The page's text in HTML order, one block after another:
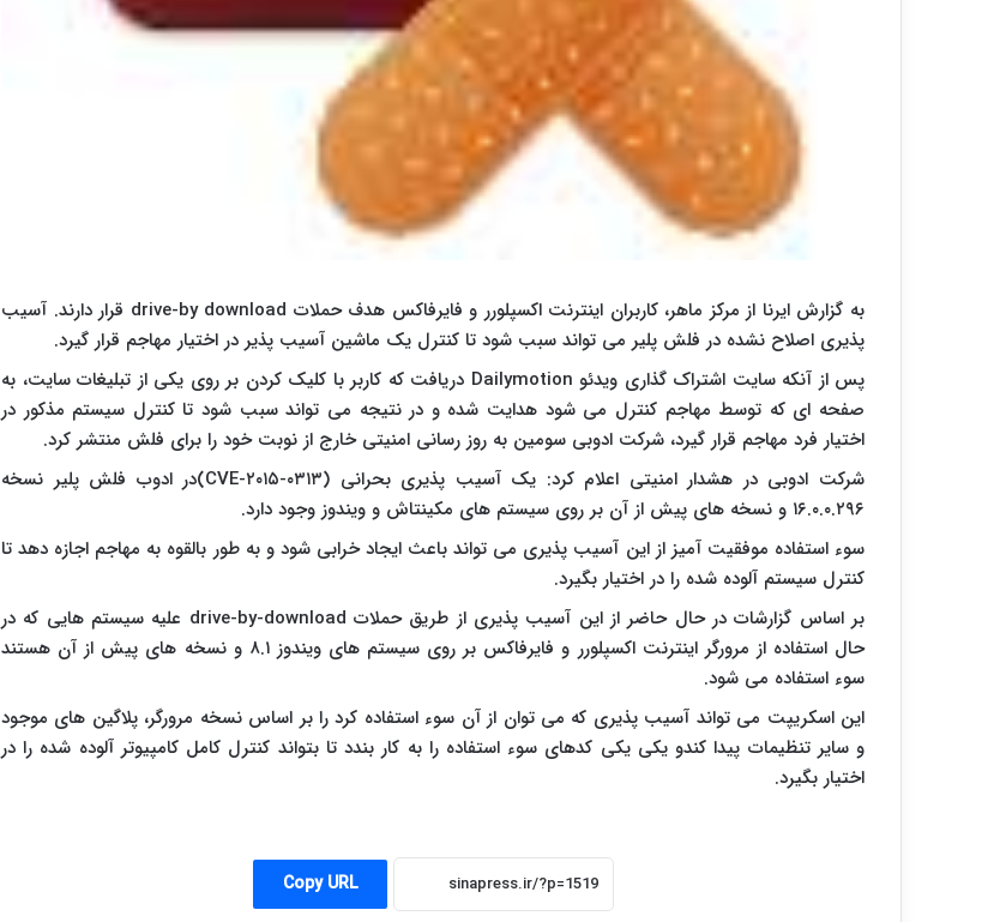
به گزارش ایرنا از مرکز ماهر، کاربران اینترنت اکسپلورر و فایرفاکس هدف حملات drive-by download قرار دارند. آسیب
پذیری اصلاح نشده در فلش پلیر می تواند سبب شود تا کنترل یک ماشین آسیب پذیر در اختیار مهاجم قرار گیرد.
پس از آنکه سایت اشتراک گذاری ویدئو Dailymotion دریافت که کاربر با کلیک کردن بر روی یکی از تبلیغات سایت، به
صفحه ای که توسط مهاجم کنترل می شود هدایت شده و در نتیجه می تواند سبب شود تا کنترل سیستم مذکور در
اختیار فرد مهاجم قرار گیرد، شرکت ادوبی سومین به روز رسانی امنیتی خارج از نوبت خود را برای فلش منتشر کرد.
شرکت ادوبی در هشدار امنیتی اعلام کرد: یک آسیب پذیری بحرانی (CVE-۲۰۱۵-۰۳۱۳)در ادوب فلش پلیر نسخه
۱۶.۰.۰.۲۹۶ و نسخه های پیش از آن بر روی سیستم های مکینتاش و ویندوز وجود دارد.
سوء استفاده موفقیت آمیز از این آسیب پذیری می تواند باعث ایجاد خرابی شود و به طور بالقوه به مهاجم اجازه دهد تا
کنترل سیستم آلوده شده را در اختیار بگیرد.
بر اساس گزارشات در حال حاضر از این آسیب پذیری از طریق حملات drive-by-download علیه سیستم هایی که در
حال استفاده از مرورگر اینترنت اکسپلورر و فایرفاکس بر روی سیستم های ویندوز ۸.۱ و نسخه های پیش از آن هستند
سوء استفاده می شود.
این اسکریپت می تواند آسیب پذیری که می توان از آن سوء استفاده کرد را بر اساس نسخه مرورگر، پلاگین های موجود
و سایر تنظیمات پیدا کندو یکی یکی کدهای سوء استفاده را به کار بندد تا بتواند کنترل کامل کامپیوتر آلوده شده را در
اختیار بگیرد.
Copy URL